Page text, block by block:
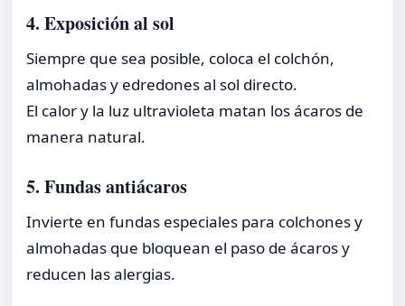
4. Exposición al sol
Siempre que sea posible, coloca el colchón,
almohadas y edredones al sol directo.
El calor y la luz ultravioleta matan los ácaros de
manera natural.
5. Fundas antiácaros
Invierte en fundas especiales para colchones y
almohadas que bloquean el paso de ácaros y
reducen las alergias.